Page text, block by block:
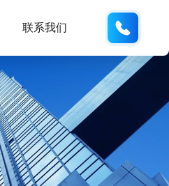
联系我们